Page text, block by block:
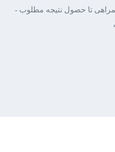
تا حصول نتیجه مطلوب -